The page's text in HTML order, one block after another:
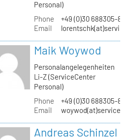
Personal)
Phone
+49 (0)30 688305-
Email
Maik Woywod
Personalangelegenheiten
Li-Z (ServiceCenter
Personal)
Phone
+49 (0)30 688305-
Email
Andreas Schinzel